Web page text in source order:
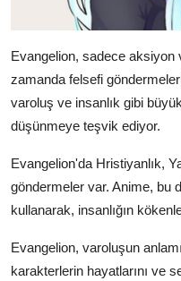
Evangelion, sadece aksiyon
zamanda felsefi
varoluş ve insanlık gibi
düşünmeye teşvik ediyor.
Evangelion'da Hristiyanlık,
göndermeler var. Anime, bu
kullanarak, insanlığın
Evangelion, varoluşun
karakterlerin hayatlarını ve